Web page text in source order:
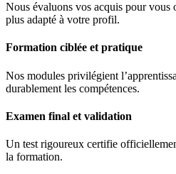
Nous évaluons vos acquis pour vous
plus adapté à votre profil.
Formation ciblée et pratique
Nos modules privilégient
durablement les compétences.
Examen final et validation
Un test rigoureux certifie
la formation.